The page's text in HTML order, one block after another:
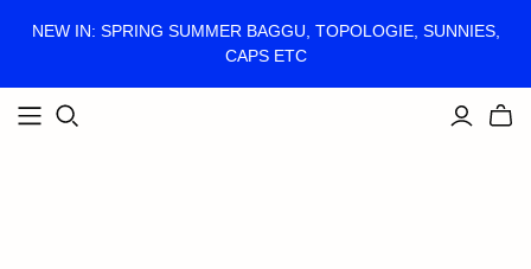
NEW IN: SPRING SUMMER BAGGU, TOPOLOGIE, SUNNIES,
CAPS ETC